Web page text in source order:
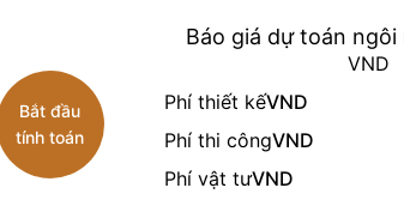
Báo giá dự toán ngôi
VND
Phí thiết kếVND
Phí thi côngVND
Phí vật tưVND